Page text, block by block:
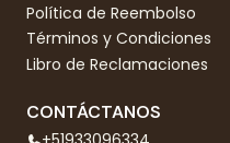
Política de Reembolso
Términos y Condiciones
Libro de Reclamaciones
CONTÁCTANOS